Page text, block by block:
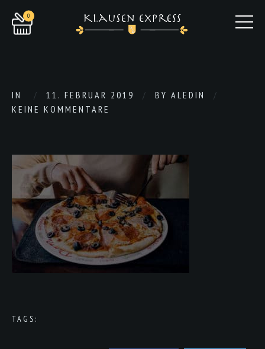
0
IN 11. FEBRUAR 2019 BY ALEDIN
KEINE KOMMENTARE
TAGS: